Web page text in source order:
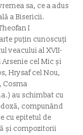
sa, ce a adus
a Bisericii.
I
puţin cunoscuţi
veacului al XVII-
cel Mic şi
Hrysaf cel Nou,
Cosma
au schimbat cu
compunând
cu epitetul de
şi compozitorii